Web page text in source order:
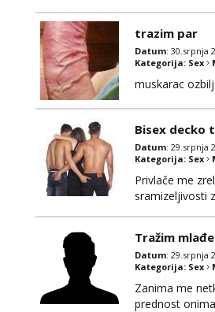
trazim par
Datum: 30.srpnja
Kategorija: Sex
muskarac
Bisex decko
Datum: 29.srpnja
Kategorija: Sex
Privlače me
sramizeljivosti
“odrađuje”,...
Tražim
Datum: 29.srpnja
Kategorija: Sex
Zanima me
prednost